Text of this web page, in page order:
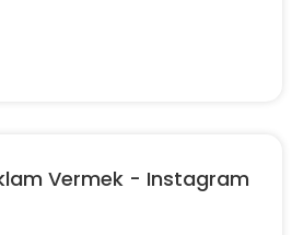
Vermek - Instagram